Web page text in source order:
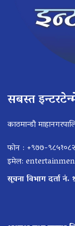
सबस्त
काठमान्डौ
फोन : +९७७-
इमेल:
सूचना विभाग दर्ता